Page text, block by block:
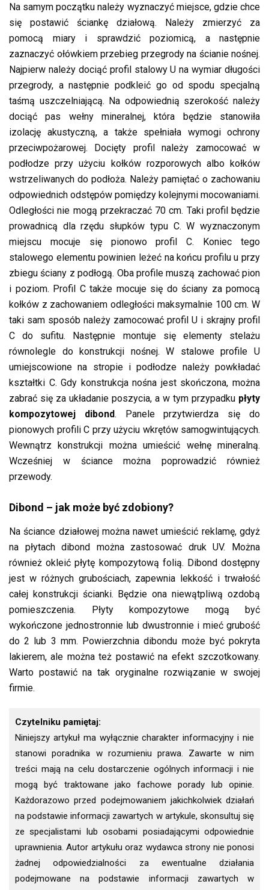
Na samym początku należy wyznaczyć miejsce, gdzie chce
się postawić ściankę działową. Należy zmierzyć za
pomocą miary i sprawdzić poziomicą, a następnie
zaznaczyć ołówkiem przebieg przegrody na ścianie nośnej.
Najpierw należy dociąć profil stalowy U na wymiar długości
przegrody, a następnie podkleić go od spodu specjalną
taśmą uszczelniającą. Na odpowiednią szerokość należy
dociąć pas wełny mineralnej, która będzie stanowiła
izolację akustyczną, a także spełniała wymogi ochrony
przeciwpożarowej. Docięty profil należy zamocować w
podłodze przy użyciu kołków rozporowych albo kołków
wstrzeliwanych do podłoża. Należy pamiętać o zachowaniu
odpowiednich odstępów pomiędzy kolejnymi mocowaniami.
Odległości nie mogą przekraczać 70 cm. Taki profil będzie
prowadnicą dla rzędu słupków typu C. W wyznaczonym
miejscu mocuje się pionowo profil C. Koniec tego
stalowego elementu powinien leżeć na końcu profilu u przy
zbiegu ściany z podłogą. Oba profile muszą zachować pion
i poziom. Profil C także mocuje się do ściany za pomocą
kołków z zachowaniem odległości maksymalnie 100 cm. W
taki sam sposób należy zamocować profil U i skrajny profil
C do sufitu. Następnie montuje się elementy stelażu
równolegle do konstrukcji nośnej. W stalowe profile U
umiejscowione na stropie i podłodze należy powkładać
kształtki C. Gdy konstrukcja nośna jest skończona, można
zabrać się za układanie poszycia, a w tym przypadku płyty
kompozytowej dibond. Panele przytwierdza się do
pionowych profili C przy użyciu wkrętów samogwintujących.
Wewnątrz konstrukcji można umieścić wełnę mineralną.
Wcześniej w ściance można poprowadzić również
przewody.
Dibond – jak może być zdobiony?
Na ściance działowej można nawet umieścić reklamę, gdyż
na płytach dibond można zastosować druk UV. Można
również okleić płytę kompozytową folią. Dibond dostępny
jest w różnych grubościach, zapewnia lekkość i trwałość
całej konstrukcji ścianki. Będzie ona niewątpliwą ozdobą
pomieszczenia. Płyty kompozytowe mogą być
wykończone jednostronnie lub dwustronnie i mieć grubość
do 2 lub 3 mm. Powierzchnia dibondu może być pokryta
lakierem, ale można też postawić na efekt szczotkowany.
Warto postawić na tak oryginalne rozwiązanie w swojej
firmie.
Czytelniku pamiętaj:
Niniejszy artykuł ma wyłącznie charakter informacyjny i nie
stanowi poradnika w rozumieniu prawa. Zawarte w nim
treści mają na celu dostarczenie ogólnych informacji i nie
mogą być traktowane jako fachowe porady lub opinie.
Każdorazowo przed podejmowaniem jakichkolwiek działań
na podstawie informacji zawartych w artykule, skonsultuj się
ze specjalistami lub osobami posiadającymi odpowiednie
uprawnienia. Autor artykułu oraz wydawca strony nie ponosi
żadnej odpowiedzialności za ewentualne działania
podejmowane na podstawie informacji zawartych w